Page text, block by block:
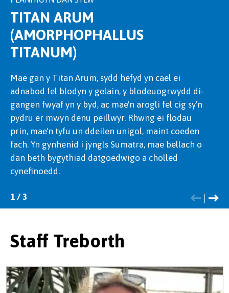
TITAN ARUM
(AMORPHOPHALLUS
TITANUM)
Mae gan y Titan Arum, sydd hefyd yn cael ei
adnabod fel blodyn y gelain, y blodeuogrwydd di-
gangen fwyaf yn y byd, ac mae'n arogli fel cig sy’n
pydru er mwyn denu peillwyr. Rhwng ei flodau
prin, mae'n tyfu un ddeilen unigol, maint coeden
fach. Yn gynhenid i jyngls Sumatra, mae bellach o
dan beth bygythiad datgoedwigo a cholled
cynefinoedd.
1 / 3
Mae Dicksonia Antarctica yn
tyfu'n araf gyda boncyff trwchus, ffibrog a dail
bwaog, cain. Yn gynhenid i goedwigoedd oer a
llaith Awstralia, mae'n ychwanegu naws
gynhanesyddol at erddi cysgodol. Gan dyfu dim
ond ychydig gentimetrau'r flwyddyn, mae'n ffynnu
mewn amodau llaith a chysgodol, gan greu
canolbwynt trawiadol yn yr ardd gors.
1 / 3
Mae Aristolochia labiata
â blodau cigog, brith sy'n arogli fel cig sy’n pydru i
ddenu pryfed peillio. Mae’r peillwyr yn mynd i
mewn i'r blodyn trwy ffenestr dryloyw, lle mae
blew sy'n pwyntio am i mewn yn eu dal nes bod y
peillio wedi'i gwblhau. Mae'r blew wedyn yn
ymlacio, ac mae'r pryfed yn cael eu rhyddhau i
ymweld â blodyn arall.
1 / 3
Staff Treborth